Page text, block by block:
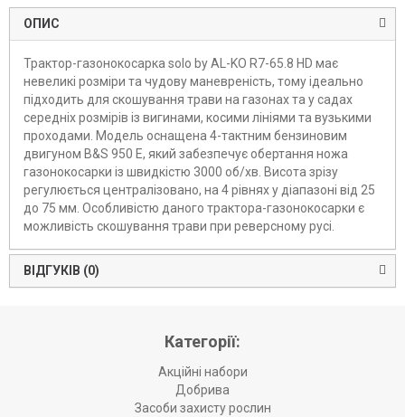
ОПИС
Трактор-газонокосарка solo by AL-KO R7-65.8 HD має
невеликі розміри та чудову маневреність, тому ідеально
підходить для скошування трави на газонах та у садах
середніх розмірів із вигинами, косими лініями та вузькими
проходами. Модель оснащена 4-тактним бензиновим
двигуном B&S 950 E, який забезпечує обертання ножа
газонокосарки із швидкістю 3000 об/хв. Висота зрізу
регулюється централізовано, на 4 рівнях у діапазоні від 25
до 75 мм. Особливістю даного трактора-газонокосарки є
можливість скошування трави при реверсному русі.
ВІДГУКІВ (0)
Категорії:
Акційні набори
Добрива
Засоби захисту рослин